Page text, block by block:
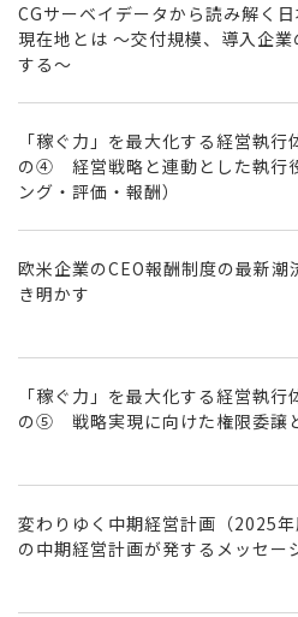
CGサーベイデータから読み解く
現在地とは ～交付規模、導入企
する～
「稼ぐ力」を最大化する経営執
の④ 経営戦略と連動とした執行
ング・評価・報酬）
欧米企業のCEO報酬制度の最新
き明かす
「稼ぐ力」を最大化する経営執
の⑤ 戦略実現に向けた権限委譲
変わりゆく中期経営計画（2025
の中期経営計画が発するメッセー